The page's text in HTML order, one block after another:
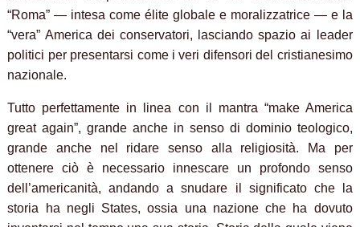
“Roma” — intesa come élite globale e moralizzatrice — e la
“vera” America dei conservatori, lasciando spazio ai leader
politici per presentarsi come i veri difensori del cristianesimo
nazionale.
Tutto perfettamente in linea con il mantra “make America
great again”, grande anche in senso di dominio teologico,
grande anche nel ridare senso alla religiosità. Ma per
ottenere ciò è necessario innescare un profondo senso
dell’americanità, andando a snudare il significato che la
storia ha negli States, ossia una nazione che ha dovuto